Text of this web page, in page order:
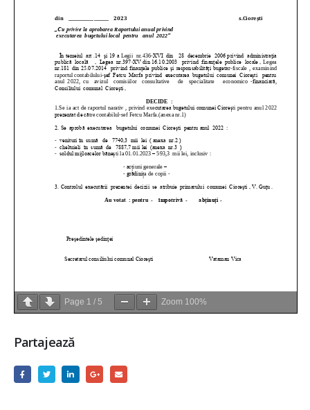
Page 1 / 5 Zoom 100%
Partajează